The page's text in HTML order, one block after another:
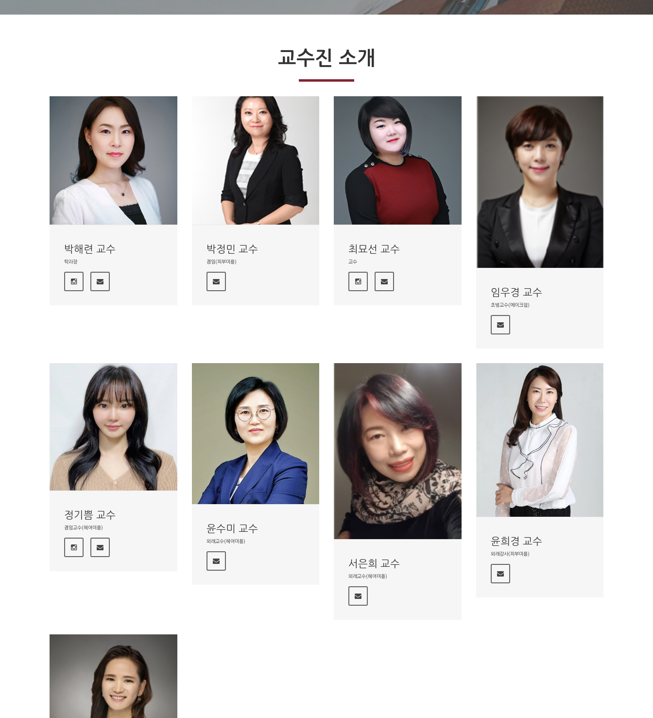
교수진 소개
박해련 교수
학과장
박정민 교수
겸임(피부미용)
최묘선 교수
교수
임우경 교수
초빙교수(메이크업)
정기쁨 교수
겸임교수(헤어미용) 윤수미 교수
외래교수(헤어미용)
서은희 교수
외래교수(헤어미용)
윤희경 교수
외래강사(피부미용)